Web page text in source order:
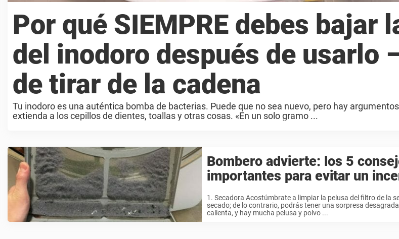
Por qué SIEMPRE debes bajar
del inodoro después de usarlo
de tirar de la cadena
Tu inodoro es una auténtica bomba de bacterias. Puede que no sea nuevo, pero hay
extienda a los cepillos de dientes, toallas y otras cosas. «En un solo gramo ...
Bombero advierte: los 5
importantes para evitar un
1. Secadora Acostúmbrate a limpiar la pelusa del filtro de la
secado; de lo contrario, podrás tener una sorpresa
calienta, y hay mucha pelusa y polvo ...